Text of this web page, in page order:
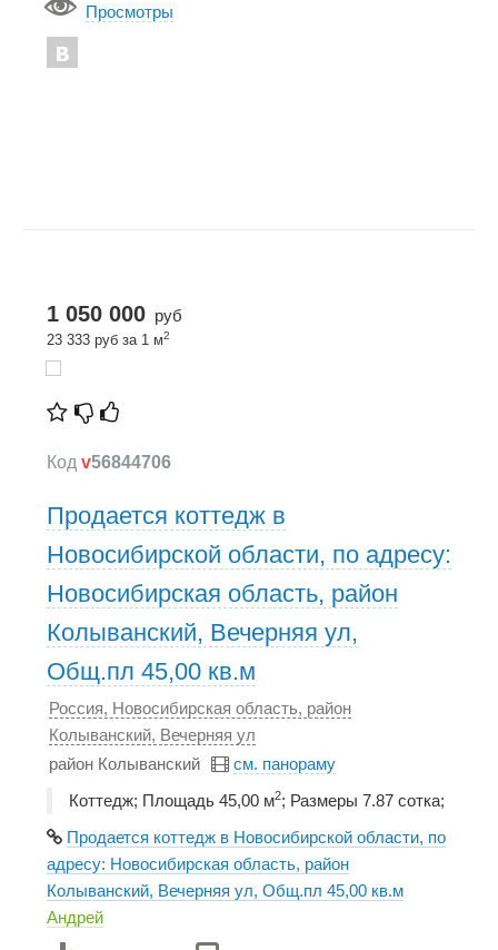
Просмотры
1 050 000 руб
23 333 руб за 1 м2
Код v56844706
Продается коттедж в
Новосибирской области, по адресу:
Новосибирская область, район
Колыванский, Вечерняя ул,
Общ.пл 45,00 кв.м
Россия, Новосибирская область, район
Колыванский, Вечерняя ул
район Колыванский
см. панораму
Коттедж; Площадь 45,00 м2; Размеры 7.87 сотка;
Продается коттедж в Новосибирской области, по
адресу: Новосибирская область, район
Колыванский, Вечерняя ул, Общ.пл 45,00 кв.м
Андрей